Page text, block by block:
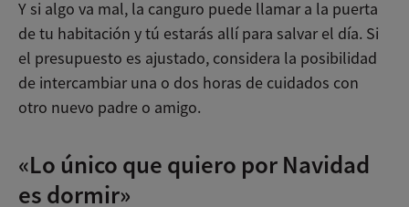
Y si algo va mal, la canguro puede llamar a la puerta
de tu habitación y tú estarás allí para salvar el día. Si
el presupuesto es ajustado, considera la posibilidad
de intercambiar una o dos horas de cuidados con
otro nuevo padre o amigo.
«Lo único que quiero por Navidad
es dormir»